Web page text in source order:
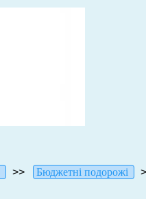
>> Бюджетні подорожі